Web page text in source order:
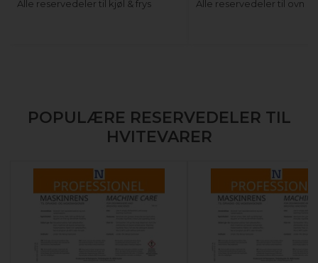
Alle reservedeler til kjøl & frys
Alle reservedeler til ovn
POPULÆRE RESERVEDELER TIL
HVITEVARER